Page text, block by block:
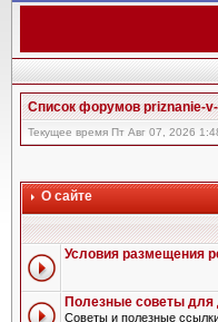
Список форумов priznanie-
Текущее время Пт Авг 07, 2026
О сайте
Условия размещения
Полезные советы для
Советы и полезные